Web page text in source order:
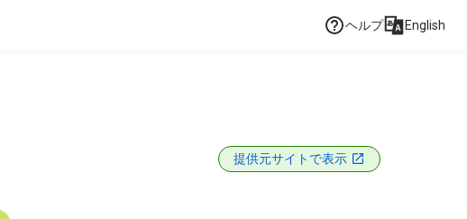
ヘルプ English
提供元サイトで表示